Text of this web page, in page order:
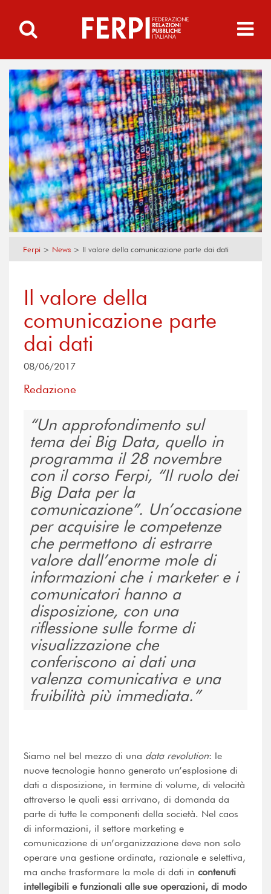
Ferpi > News > Il valore della comunicazione parte dai dati
Il valore della
comunicazione parte
dai dati
08/06/2017
Redazione
Un approfondimento sul
tema dei Big Data, quello in
programma il 28 novembre
con il corso Ferpi, “Il ruolo dei
Big Data per la
comunicazione”. Un’occasione
per acquisire le competenze
che permettono di estrarre
valore dall’enorme mole di
informazioni che i marketer e i
comunicatori hanno a
disposizione, con una
riflessione sulle forme di
visualizzazione che
conferiscono ai dati una
valenza comunicativa e una
fruibilità più immediata.
Siamo nel bel mezzo di una data revolution: le
nuove tecnologie hanno generato un’esplosione di
dati a disposizione, in termine di volume, di velocità
attraverso le quali essi arrivano, di domanda da
parte di tutte le componenti della società. Nel caos
di informazioni, il settore marketing e
comunicazione di un’organizzazione deve non solo
operare una gestione ordinata, razionale e selettiva,
ma anche trasformare la mole di dati in contenuti
intellegibili e funzionali alle sue operazioni, di modo